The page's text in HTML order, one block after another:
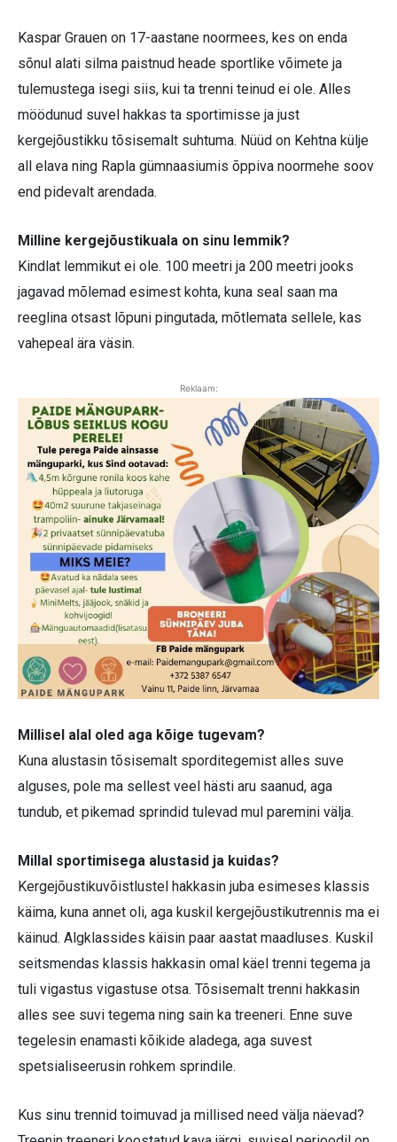
Kaspar Grauen on 17-aastane noormees, kes on enda
sõnul alati silma paistnud heade sportlike võimete ja
tulemustega isegi siis, kui ta trenni teinud ei ole. Alles
möödunud suvel hakkas ta sportimisse ja just
kergejõustikku tõsisemalt suhtuma. Nüüd on Kehtna külje
all elava ning Rapla gümnaasiumis õppiva noormehe soov
end pidevalt arendada.
Milline kergejõustikuala on sinu lemmik?
Kindlat lemmikut ei ole. 100 meetri ja 200 meetri jooks
jagavad mõlemad esimest kohta, kuna seal saan ma
reeglina otsast lõpuni pingutada, mõtlemata sellele, kas
vahepeal ära väsin.
Reklaam:
Millisel alal oled aga kõige tugevam?
Kuna alustasin tõsisemalt sporditegemist alles suve
alguses, pole ma sellest veel hästi aru saanud, aga
tundub, et pikemad sprindid tulevad mul paremini välja.
Millal sportimisega alustasid ja kuidas?
Kergejõustikuvõistlustel hakkasin juba esimeses klassis
käima, kuna annet oli, aga kuskil kergejõustikutrennis ma ei
käinud. Algklassides käisin paar aastat maadluses. Kuskil
seitsmendas klassis hakkasin omal käel trenni tegema ja
tuli vigastus vigastuse otsa. Tõsisemalt trenni hakkasin
alles see suvi tegema ning sain ka treeneri. Enne suve
tegelesin enamasti kõikide aladega, aga suvest
spetsialiseerusin rohkem sprindile.
Kus sinu trennid toimuvad ja millised need välja näevad?